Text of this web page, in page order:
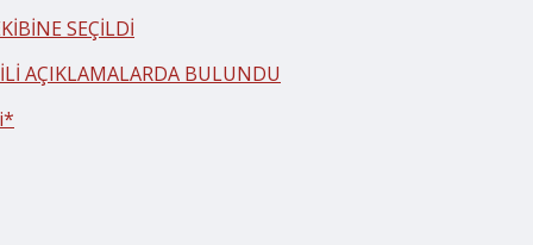
SEÇİLDİ
AÇIKLAMALARDA BULUNDU